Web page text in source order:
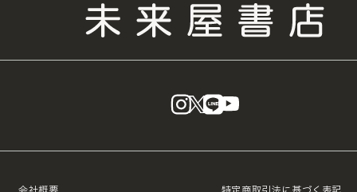
instagram
X LINE